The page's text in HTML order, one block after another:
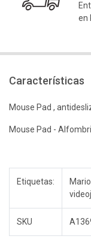
en
Características
Mouse Pad ,
Mouse Pad -
Etiquetas:
SKU